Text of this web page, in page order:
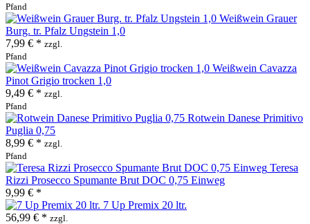
Pfand
Weißwein Grauer
Burg. tr. Pfalz Ungstein 1,0
7,99 € * zzgl.
Pfand
Weißwein Cavazza
Pinot Grigio trocken 1,0
9,49 € * zzgl.
Pfand
Rotwein Danese Primitivo
Puglia 0,75
8,99 € * zzgl.
Pfand
Teresa
Rizzi Prosecco Spumante Brut DOC 0,75 Einweg
9,99 € *
7 Up Premix 20 ltr.
56,99 € * zzgl.